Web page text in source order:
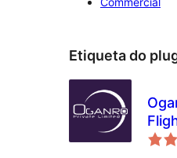
Etiqueta do
Car